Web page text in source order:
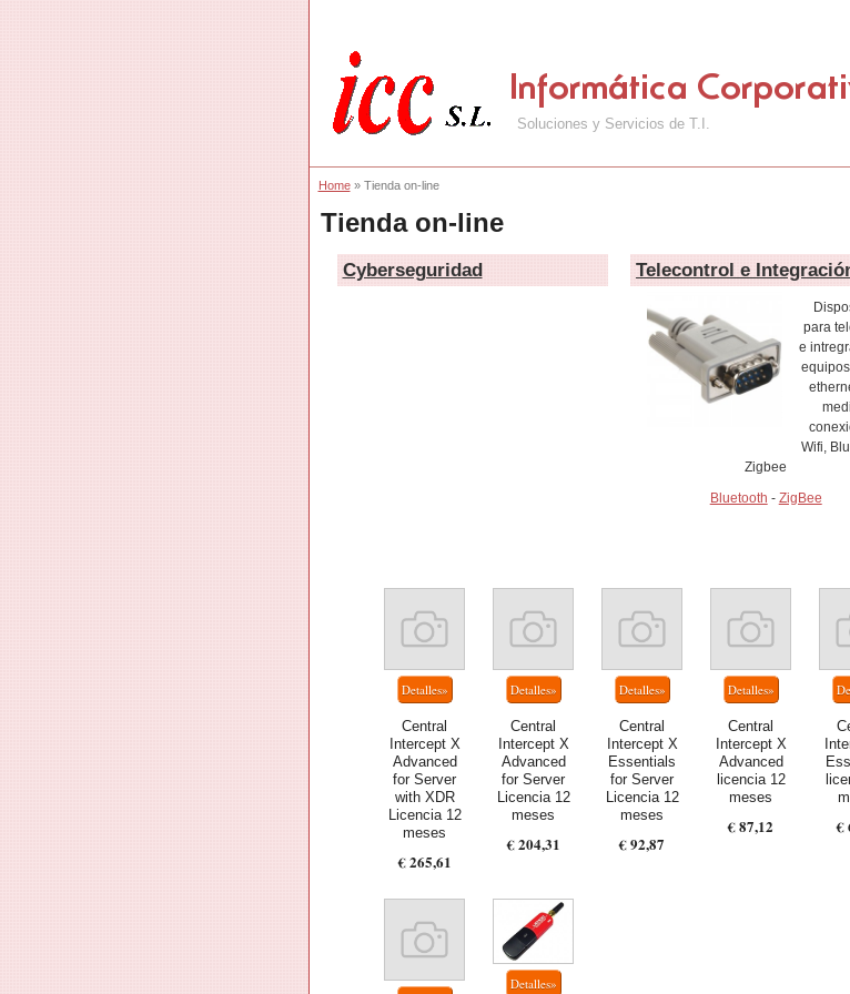
Soluciones y Servicios de T.I.
Home» Tienda on-line
Tienda on-line
Cyberseguridad Telecontrol e
para
e
Wifi,
Zigbee
Bluetooth - ZigBee
Central
Intercept X
Advanced
for Server
with XDR
Licencia 12
meses
€ 265,61
Central
Intercept X
Advanced
for Server
Licencia 12
meses
€ 204,31
Central
Intercept X
Essentials
for Server
Licencia 12
meses
€ 92,87
Central
Intercept X
Advanced
licencia 12
meses
€ 87,12 €